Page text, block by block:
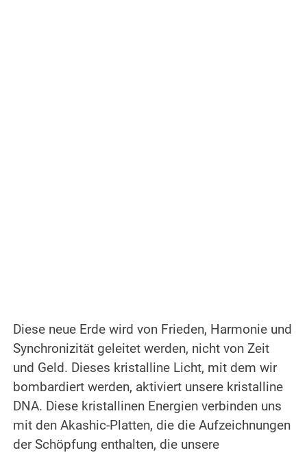
Diese neue Erde wird von Frieden, Harmonie und
Synchronizität geleitet werden, nicht von Zeit
und Geld. Dieses kristalline Licht, mit dem wir
bombardiert werden, aktiviert unsere kristalline
DNA. Diese kristallinen Energien verbinden uns
mit den Akashic-Platten, die die Aufzeichnungen
der Schöpfung enthalten, die unsere